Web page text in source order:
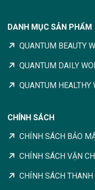
DANH MỤC SẢN PHẨM
QUANTUM BEAUTY
QUANTUM DAILY
QUANTUM HEALTHY
CHÍNH SÁCH
CHÍNH SÁCH BẢO
CHÍNH SÁCH VẬN
CHÍNH SÁCH THANH